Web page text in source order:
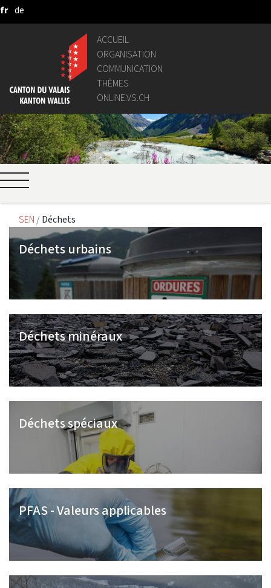
Saut au contenu principal
fr de
ACCUEIL
ORGANISATION
COMMUNICATION
THÈMES
ONLINE.VS.CH
SEN Déchets
Déchets urbains
Déchets minéraux
Déchets spéciaux
PFAS - Valeurs applicables